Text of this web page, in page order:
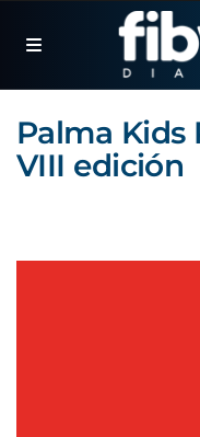
Palma Kids
VIII edición